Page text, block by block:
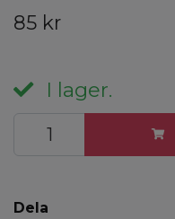
85 kr
I lager.
Dela